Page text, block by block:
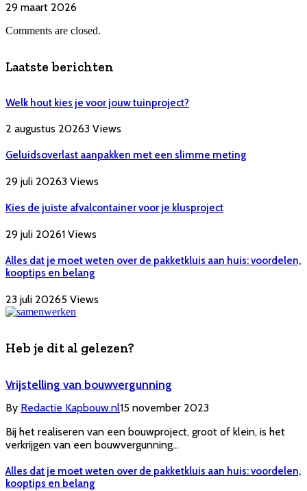
29 maart 2026
Comments are closed.
Laatste berichten
Welk hout kies je voor jouw tuinproject?
2 augustus 20263 Views
Geluidsoverlast aanpakken met een slimme meting
29 juli 20263 Views
Kies de juiste afvalcontainer voor je klusproject
29 juli 20261 Views
Alles dat je moet weten over de pakketkluis aan huis: voordelen,
kooptips en belang
23 juli 20265 Views
Heb je dit al gelezen?
Vrijstelling van bouwvergunning
By Redactie Kapbouw.nl15 november 2023
Bij het realiseren van een bouwproject, groot of klein, is het
verkrijgen van een bouwvergunning…
Alles dat je moet weten over de pakketkluis aan huis: voordelen,
kooptips en belang